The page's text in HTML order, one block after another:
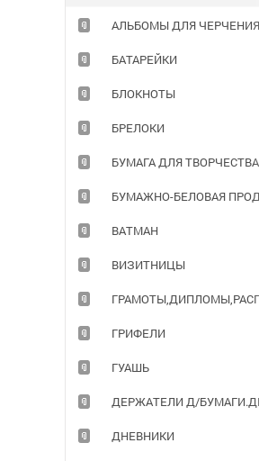
АЛЬБОМЫ ДЛЯ ЧЕРЧЕНИЯ
БАТАРЕЙКИ
БЛОКНОТЫ
БРЕЛОКИ
БУМАГА ДЛЯ ТВОРЧЕСТВА
БУМАЖНО-БЕЛОВАЯ
ВАТМАН
ВИЗИТНИЦЫ
ГРИФЕЛИ
ГУАШЬ
ДЕРЖАТЕЛИ Д/
ДНЕВНИКИ